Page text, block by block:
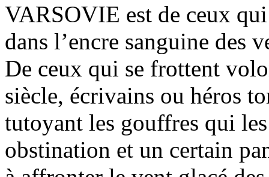
VARSOVIE est de ceux
dans l’encre sanguine des
De ceux qui se frottent
siècle, écrivains ou héros
tutoyant les gouffres qui
obstination et un certain